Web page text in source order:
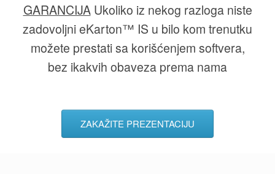
GARANCIJAUkoliko iz nekog razloga niste
zadovoljni eKarton™ IS u bilo kom trenutku
možete prestati sa korišćenjem softvera,
bez ikakvih obaveza prema nama
ZAKAŽITE PREZENTACIJU